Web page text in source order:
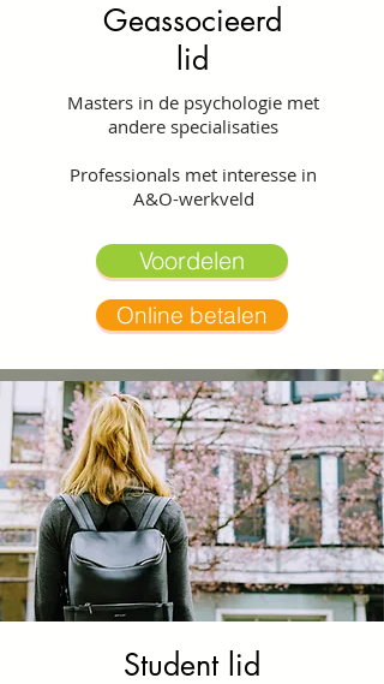
Geassocieerd
lid
Masters in de psychologie met
andere specialisaties
Professionals met interesse in
A&O-werkveld
Voordelen
Online betalen
Student lid